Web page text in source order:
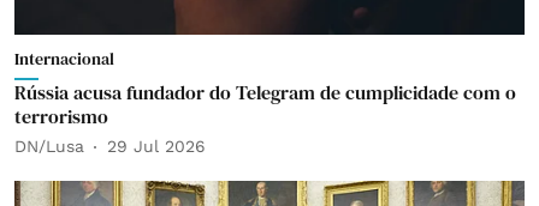
Internacional
Rússia acusa fundador do Telegram de cumplicidade com o
terrorismo
DN/Lusa 29 Jul 2026